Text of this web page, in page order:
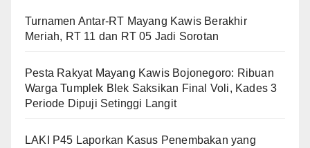
Turnamen Antar-RT Mayang Kawis Berakhir
Meriah, RT 11 dan RT 05 Jadi Sorotan
​Pesta Rakyat Mayang Kawis Bojonegoro: Ribuan
Warga Tumplek Blek Saksikan Final Voli, Kades 3
Periode Dipuji Setinggi Langit
LAKI P45 Laporkan Kasus Penembakan yang